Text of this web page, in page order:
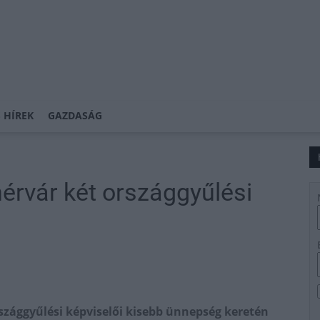
HÍREK GAZDASÁG
két országgyűlési
képviselői kisebb ünnepség keretén